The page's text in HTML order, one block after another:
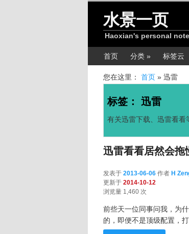
水景一页
Haoxian's personal
主菜单首页 分类 » 标签云
您在这里： 首页 » 迅雷
标签： 迅雷
有关迅雷下载、迅雷看看
迅雷看看居然会
发表于 2013-06-06 作者 H
更新于 2014-10-12
浏览量 1,460 次
前些天一位同事问我，为
的，即便不是顶级配置，